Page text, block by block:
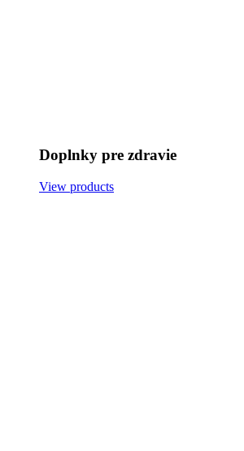
Doplnky pre zdravie
View products